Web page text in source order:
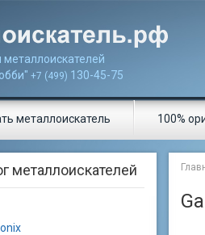
металлоискателей
+7 (499) 130-45-75
металлоискатель 100%
металлоискателей